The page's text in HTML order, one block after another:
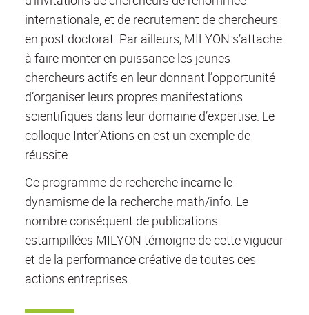
internationale, et de recrutement de chercheurs
en post doctorat. Par ailleurs, MILYON s’attache
à faire monter en puissance les jeunes
chercheurs actifs en leur donnant l’opportunité
d’organiser leurs propres manifestations
scientifiques dans leur domaine d’expertise. Le
colloque Inter’Ations en est un exemple de
réussite.
Ce programme de recherche incarne le
dynamisme de la recherche math/info. Le
nombre conséquent de publications
estampillées MILYON témoigne de cette vigueur
et de la performance créative de toutes ces
actions entreprises.